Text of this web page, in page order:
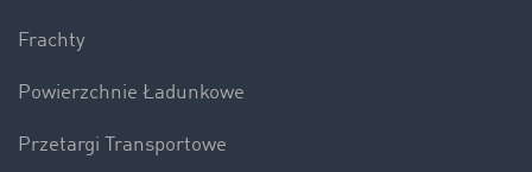
Frachty
Powierzchnie Ładunkowe
Przetargi Transportowe